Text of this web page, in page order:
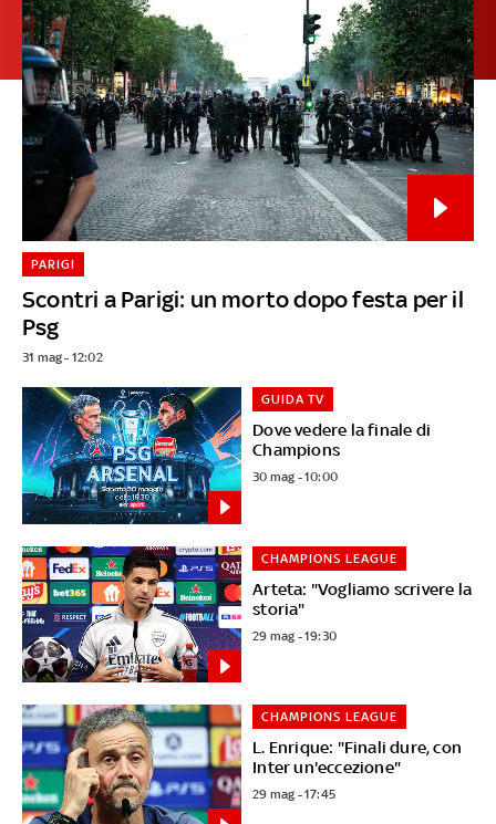
Scontri a Parigi: un morto dopo festa per il
Psg
PARIGI
31 mag - 12:02
Dove vedere la finale di
Champions
GUIDA TV
30 mag - 10:00
Arteta: "Vogliamo scrivere la
storia"
CHAMPIONS LEAGUE
29 mag - 19:30
L. Enrique: "Finali dure, con
Inter un'eccezione"
CHAMPIONS LEAGUE
29 mag - 17:45